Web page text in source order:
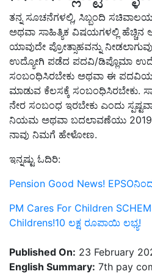
ತನ್ನ ಸೂಚನೆಗಳಲ್ಲಿ, ಸಿಬ್ಬಂದಿ ಸಚಿವಾಲಯವು
ಅಥವಾ ಸಾಹಿತ್ಯಿಕ ವಿಷಯಗಳಲ್ಲಿ ಹೆಚ್ಚಿನ
ಯಾವುದೇ ಪ್ರೋತ್ಸಾಹವನ್ನು
ಉದ್ಯೋಗಿ ಪಡೆದ ಪದವಿ/ಡಿಪ್ಲೊಮಾ
ಸಂಬಂಧಿಸಿರಬೇಕು ಅಥವಾ ಈ
ಮಾಡುವ ಕೆಲಸಕ್ಕೆ ಸಂಬಂಧಿಸಿರಬೇಕು.
ನೇರ ಸಂಬಂಧ ಇರಬೇಕು ಎಂದು
ನಿಯಮ ಅಥವಾ ಬದಲಾವಣೆಯು 2019
ನಾವು ನಿಮಗೆ ಹೇಳೋಣ.
ಇನ್ನಷ್ಟು ಓದಿರಿ:
Pension Good News!
PM Cares For Children
Childrens!10 ಲಕ್ಷ ರೂಪಾಯಿ ಲಭ್ಯ!
Published On: 23 February
English Summary: 7th pay